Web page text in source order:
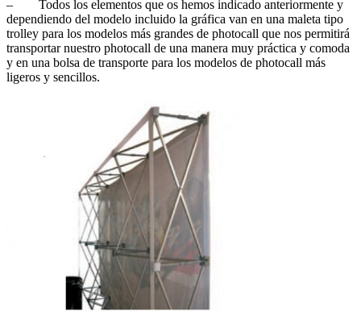
– Todos los elementos que os hemos indicado anteriormente y
dependiendo del modelo incluido la gráfica van en una maleta tipo
trolley para los modelos más grandes de photocall que nos permitirá
transportar nuestro photocall de una manera muy práctica y comoda
y en una bolsa de transporte para los modelos de photocall más
ligeros y sencillos.